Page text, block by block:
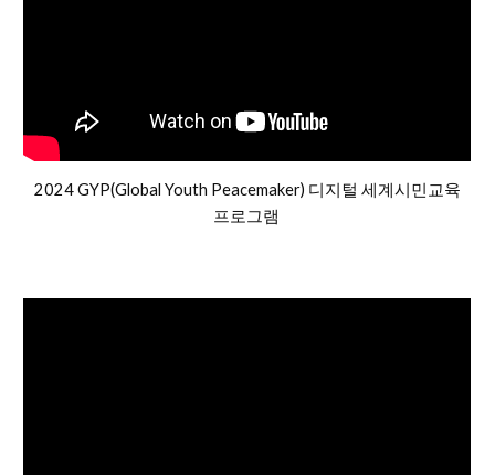
2024 GYP(Global Youth Peacemaker) 디지털 세계시민교육
프로그램